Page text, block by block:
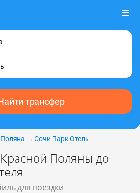
трансфер
→ Сочи Парк Отель
Поляны до
для поездки